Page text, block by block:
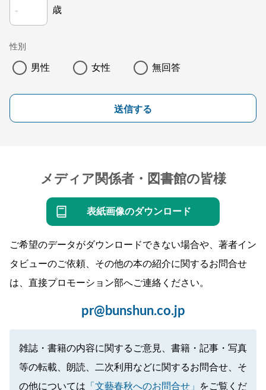
歳
性別
男性 女性 無回答
送信する
メディア関係者・図書館の皆様
表紙画像のダウンロード
ご希望のデータがダウンロードできない場合や、著者イン
タビューのご依頼、その他の本の紹介に関するお問合せ
は、直接プロモーション部へご連絡ください。
pr@bunshun.co.jp
雑誌・書籍の内容に関するご意見、書籍・記事・写真
等の転載、朗読、二次利用などに関するお問合せ、そ
の他については 「文藝春秋へのお問合せ」 をご覧くだ